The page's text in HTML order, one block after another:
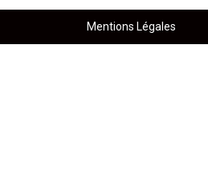
Mentions Légales